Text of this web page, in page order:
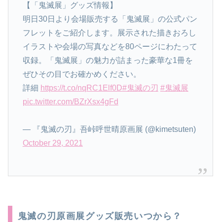
【「鬼滅展」グッズ情報】
明日30日より会場販売する「鬼滅展」の公式パン
フレットをご紹介します。展示された描きおろし
イラストや会場の写真などを80ページにわたって
収録。「鬼滅展」の魅力が詰まった豪華な1冊を
ぜひその目でお確かめください。
詳細 https://t.co/nqRC1Elf0D#鬼滅の刃 #鬼滅展
pic.twitter.com/BZrXsx4gFd
— 『鬼滅の刃』吾峠呼世晴原画展 (@kimetsuten)
October 29, 2021
鬼滅の刃原画展グッズ販売いつから？